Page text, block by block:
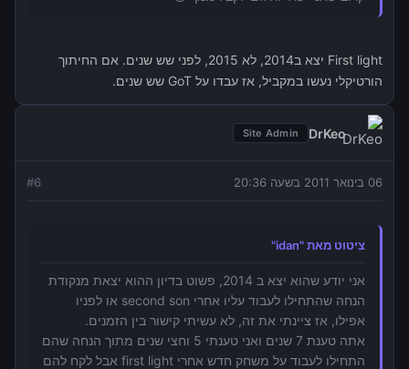
First light יצא ב2014, לא 2015, לפני שש שנים. אם החיתוך
הורטיקלי נעשו במקביל, אז עבדו על GoT שש שנים.
DrKeo
Site Admin
06 בינואר 2011 בשעה 20:36 #6
ציטוט מאת "idan"
אני יודע שהוא יצא ב 2014, פשוט בדיון ההוא יצאת מנקודת
הנחה שהתחילו לעבוד עליו אחרי second son או לפניו
אפילו, אז ציינתי את זה, לא עשיתי קישור בין הזמנים.
אתה טענת 7 שנים ואני טענתי 5 וחצי שנים מתוך הנחה שהם
התחילו לעבוד על משחק חדש אחרי first light אבל לקח להם